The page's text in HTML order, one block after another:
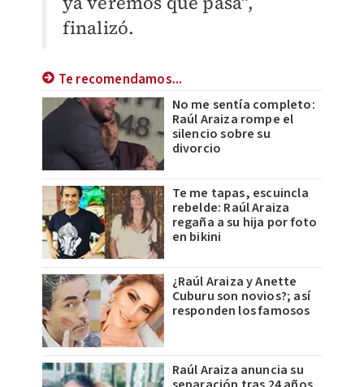
finalizó.
Te recomendamos...
No me sentía completo:
Raúl Araiza rompe el
silencio sobre su
divorcio
Te me tapas, escuincla
rebelde: Raúl Araiza
regaña a su hija por foto
en bikini
¿Raúl Araiza y Anette
Cuburu son novios?; así
responden los famosos
Raúl Araiza anuncia su